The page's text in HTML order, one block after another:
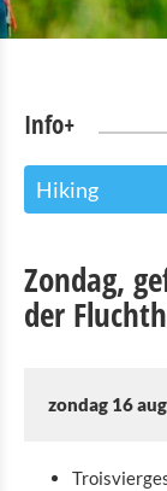
Info+
Hiking
Kultuur en
Zondag,
der
zondag 16